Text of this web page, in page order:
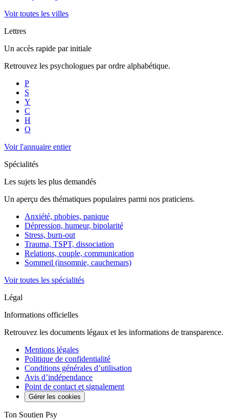
Voir toutes les villes
Lettres
Un accès rapide par initiale
Retrouvez les psychologues par ordre alphabétique.
P
S
Y
C
H
O
Voir l'annuaire entier
Spécialités
Les sujets les plus demandés
Un aperçu des thématiques populaires parmi nos praticiens.
Anxiété, phobies, panique
Dépression, humeur, bipolarité
Stress, burn-out
Trauma, TSPT, dissociation
Relations, couple, communication
Sommeil (insomnie, cauchemars)
Voir toutes les spécialités
Légal
Informations officielles
Retrouvez les documents légaux et les informations de transparence.
Mentions légales
Politique de confidentialité
Conditions générales d’utilisation
Avis d’indépendance
Point de contact et signalement
Gérer les cookies
Ton Soutien Psy